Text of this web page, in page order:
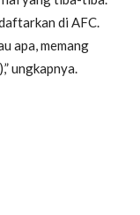
di AFC.
apa, memang
ungkapnya.